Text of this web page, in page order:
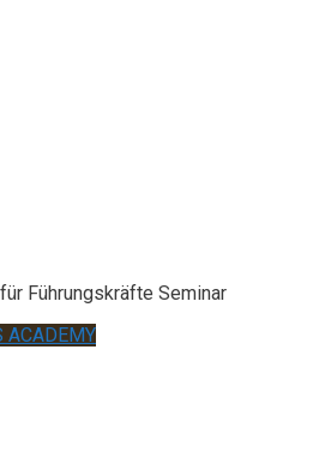
Führungskräfte Seminar
ACADEMY